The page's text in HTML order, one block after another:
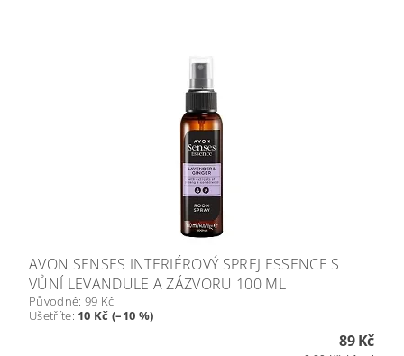
AVON SENSES INTERIÉROVÝ SPREJ ESSENCE S
VŮNÍ LEVANDULE A ZÁZVORU 100 ML
Původně: 99 Kč
Ušetříte: 10 Kč (–10 %)
89 Kč